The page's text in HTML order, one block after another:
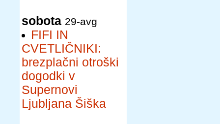
sobota 29-avg
FIFI IN
CVETLIČNIKI:
brezplačni otroški
dogodki v
Supernovi
Ljubljana Šiška